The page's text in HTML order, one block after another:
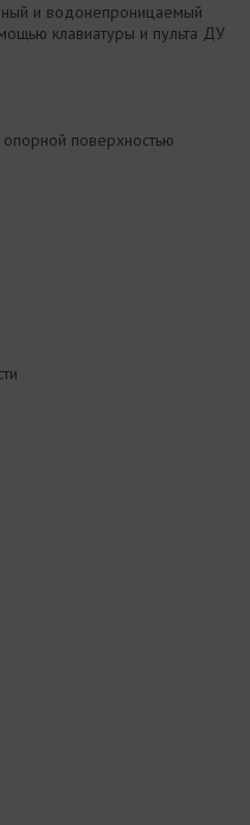
и водонепроницаемый
клавиатуры и пульта ДУ
поверхностью